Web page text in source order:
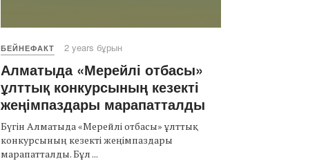
БЕЙНЕФАКТ 2 years бұрын
Алматыда «Мерейлі отбасы»
ұлттық конкурсының кезекті
жеңімпаздары марапатталды
Бүгін Алматыда «Мерейлі отбасы» ұлттық
конкурсының кезекті жеңімпаздары
марапатталды. Бұл ...